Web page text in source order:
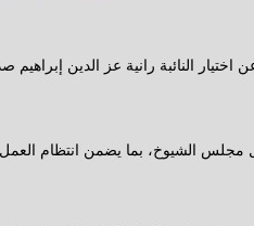
النائبة رانية عز الدين
الشيوخ، بما يضمن انتظام العمل